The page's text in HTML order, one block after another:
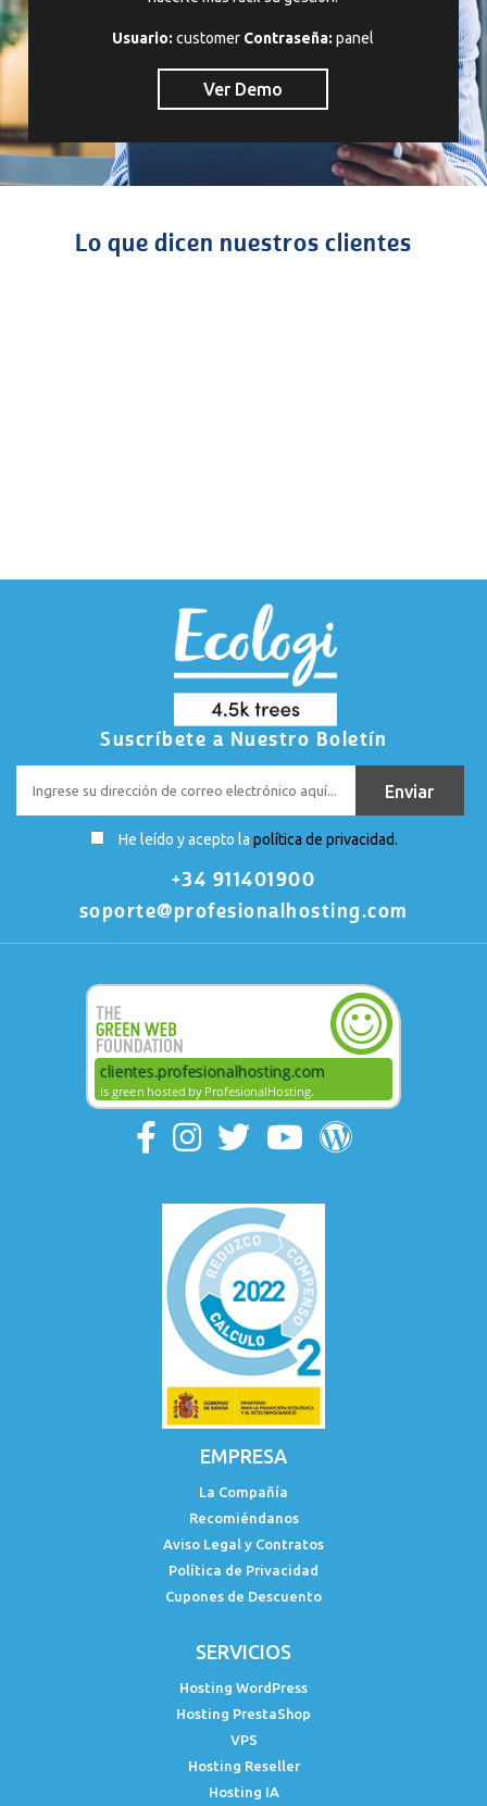
Usuario: customer Contraseña: panel
Ver Demo
Lo que dicen nuestros clientes
Suscríbete a Nuestro Boletín
He leído y acepto la política de privacidad.
+34 911401900
soporte@profesionalhosting.com
EMPRESA
La Compañía
Recomiéndanos
Aviso Legal y Contratos
Política de Privacidad
Cupones de Descuento
SERVICIOS
Hosting WordPress
Hosting PrestaShop
VPS
Hosting Reseller
Hosting IA